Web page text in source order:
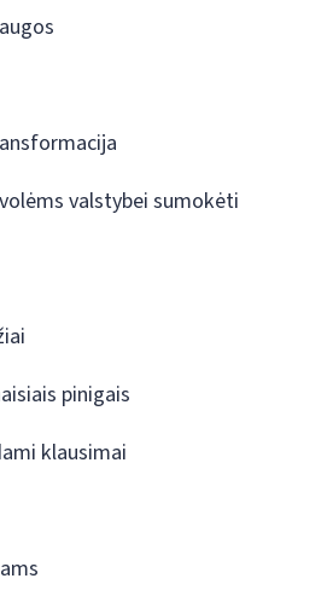
valstybei sumokėti
pinigais
klausimai